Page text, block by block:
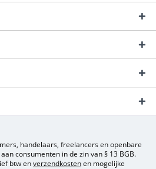
handelaars, freelancers en openbare
consumenten in de zin van § 13 BGB.
btw enverzendkostenen mogelijke